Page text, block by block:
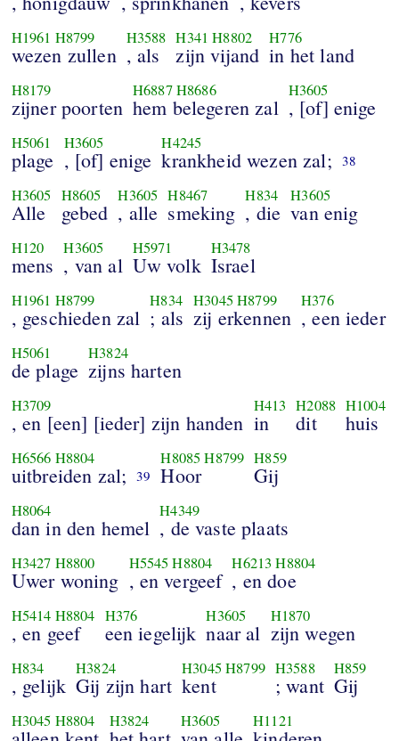
H1961 H8799
wezen zullen
H3588
, als
H341 H8802
zijn vijand
H776
in het land
H8179
zijner poorten
H6887H8686
hem belegeren zal
H3605
, [of] enige
H5061
plage
H3605
, [of] enige
H4245
krankheid wezen zal; 38
H3605
Alle
H8605
gebed
H3605
, alle
H8467
smeking
H834
, die
H3605
van enig
H120
mens
H3605
, van al
H5971
Uw volk
H3478
Israel
H1961 H8799
, geschieden zal
H834
; als
H3045H8799
zij erkennen
H376
, een ieder
H5061
de plage
H3824
zijns harten
H3709
, en [een] [ieder] zijn handen
H413
in
H2088
dit
H1004
huis
H6566 H8804
uitbreiden zal; 39
H8085 H8799
Hoor
H859
Gij
H8064
dan in den hemel
H4349
, de vaste plaats
H3427 H8800
Uwer woning
H5545 H8804
, en vergeef
H6213 H8804
, en doe
H5414 H8804
, en geef
H376
een iegelijk
H3605
naar al
H1870
zijn wegen
H834
, gelijk
H3824
Gij zijn hart
H3045H8799
kent
H3588
; want
H859
Gij
H3045 H8804 H3824 H3605 H1121